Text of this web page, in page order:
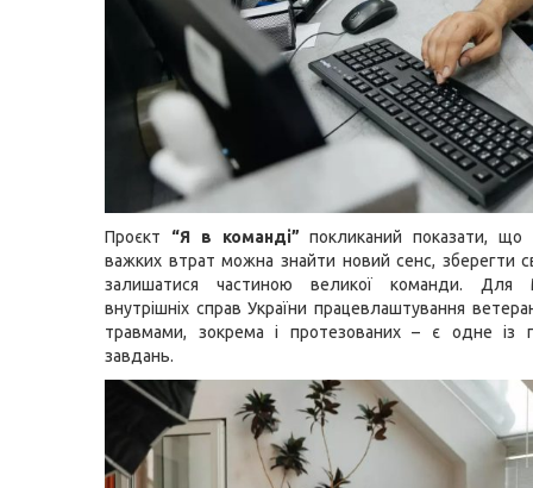
Проєкт “Я в команді” покликаний показати, що
важких втрат можна знайти новий сенс, зберегти
залишатися частиною великої команди. Для
внутрішніх справ України працевлаштування
травмами, зокрема і протезованих – є одне із
завдань.